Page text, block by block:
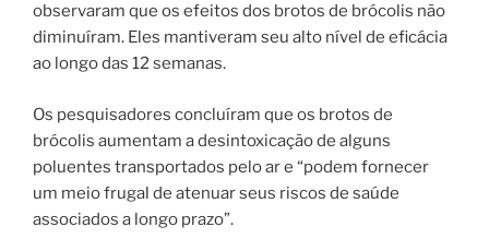
observaram que os efeitos dos brotos de brócolis não
diminuíram. Eles mantiveram seu alto nível de eficácia
ao longo das 12 semanas.
Os pesquisadores concluíram que os brotos de
brócolis aumentam a desintoxicação de alguns
poluentes transportados pelo ar e “podem fornecer
um meio frugal de atenuar seus riscos de saúde
associados a longo prazo”.